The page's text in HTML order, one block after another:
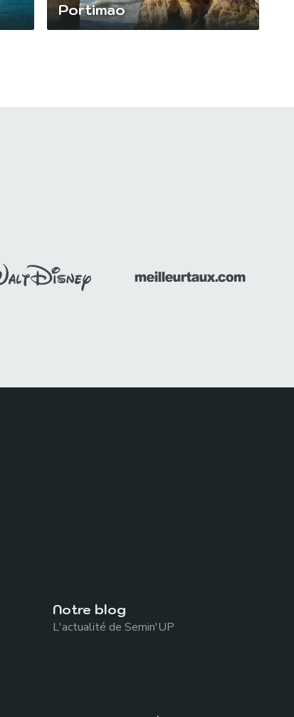
Portimao
Notre blog
L'actualité de Semin'UP